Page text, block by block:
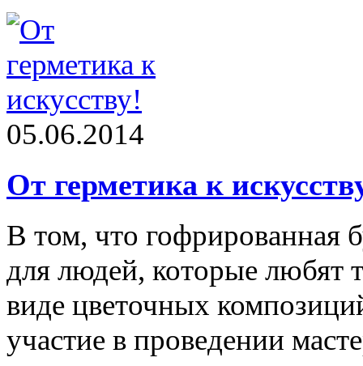
05.06.2014
От герметика к
В том, что гофрированная
для людей, которые любят
виде цветочных
участие в проведении